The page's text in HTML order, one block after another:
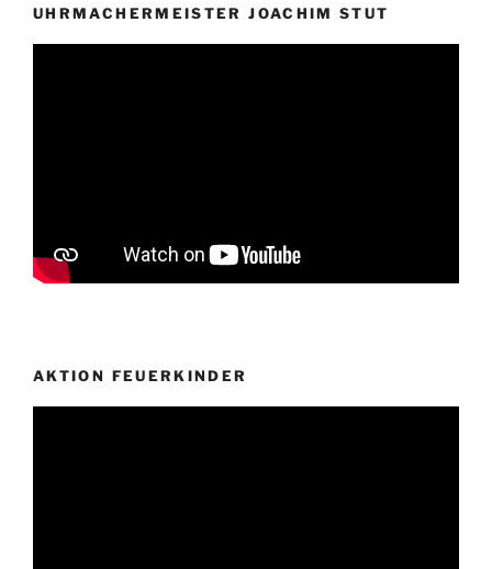
UHRMACHERMEISTER JOACHIM STUT
AKTION FEUERKINDER